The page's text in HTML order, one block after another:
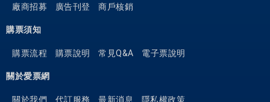
廠商招募 廣告刊登 商戶核銷
購票須知
購票流程 購票說明 常見Q&A 電子票說明
關於愛票網
關於我們 代訂服務 最新消息 隱私權政策